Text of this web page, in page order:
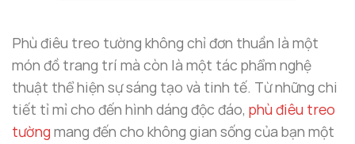
Phù điêu treo tường không chỉ đơn thuần là một
món đồ trang trí mà còn là một tác phẩm nghệ
thuật thể hiện sự sáng tạo và tinh tế. Từ những chi
tiết tỉ mỉ cho đến hình dáng độc đáo, phù điêu treo
tường mang đến cho không gian sống của bạn một